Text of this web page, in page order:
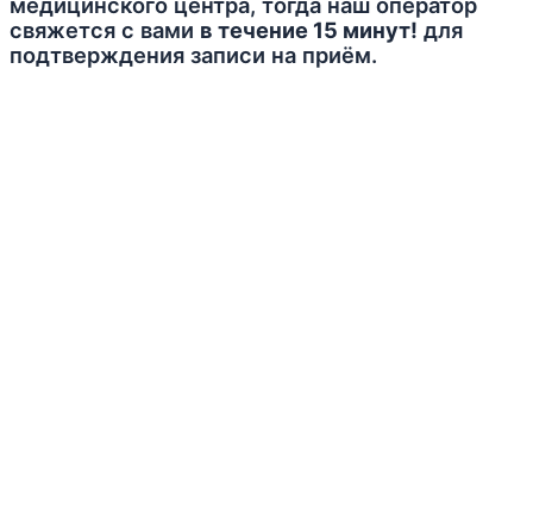
свяжется с вами в течение 15 минут! для
подтверждения записи на приём.